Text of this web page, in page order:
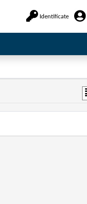
Identifícate